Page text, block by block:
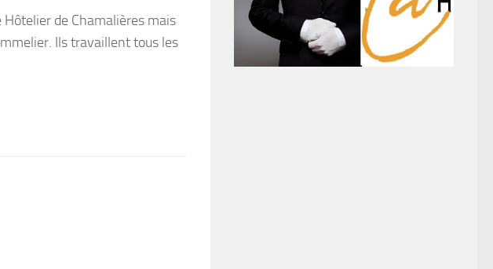
de Chamalières mais
Ils travaillent tous les